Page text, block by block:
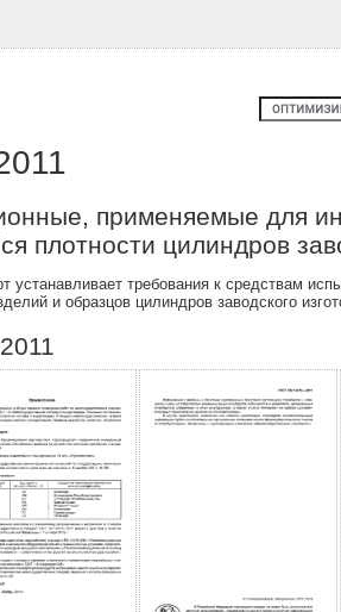
применяемые для
плотности цилиндров
устанавливает требования к средствам
и образцов цилиндров заводского